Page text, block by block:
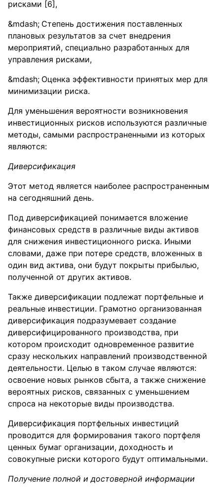
рисками [6],
Степень достижения поставленных
плановых результатов за счет внедрения
мероприятий, специально разработанных для
управления рисками,
Оценка эффективности принятых мер для
минимизации риска.
Для уменьшения вероятности возникновения
инвестиционных рисков используются различные
методы, самыми распространенными из которых
являются:
Диверсификация
Этот метод является наиболее распространенным
на сегодняшний день.
Под диверсификацией понимается вложение
финансовых средств в различные виды активов
для снижения инвестиционного риска. Иными
словами, даже при потере средств, вложенных в
один вид актива, они будут покрыты прибылью,
полученной от других активов.
Также диверсификации подлежат портфельные и
реальные инвестиции. Грамотно организованная
диверсификация подразумевает создание
диверсифицированного производства, при
котором происходит одновременное развитие
сразу нескольких направлений производственной
деятельности. Целью в таком случае являются:
освоение новых рынков сбыта, а также снижение
вероятных рисков, связанных с уменьшением
спроса на некоторые виды производства.
Диверсификация портфельных инвестиций
проводится для формирования такого портфеля
ценных бумаг организации, доходность и
совокупные риски которого будут оптимальными.
Получение полной и достоверной информации